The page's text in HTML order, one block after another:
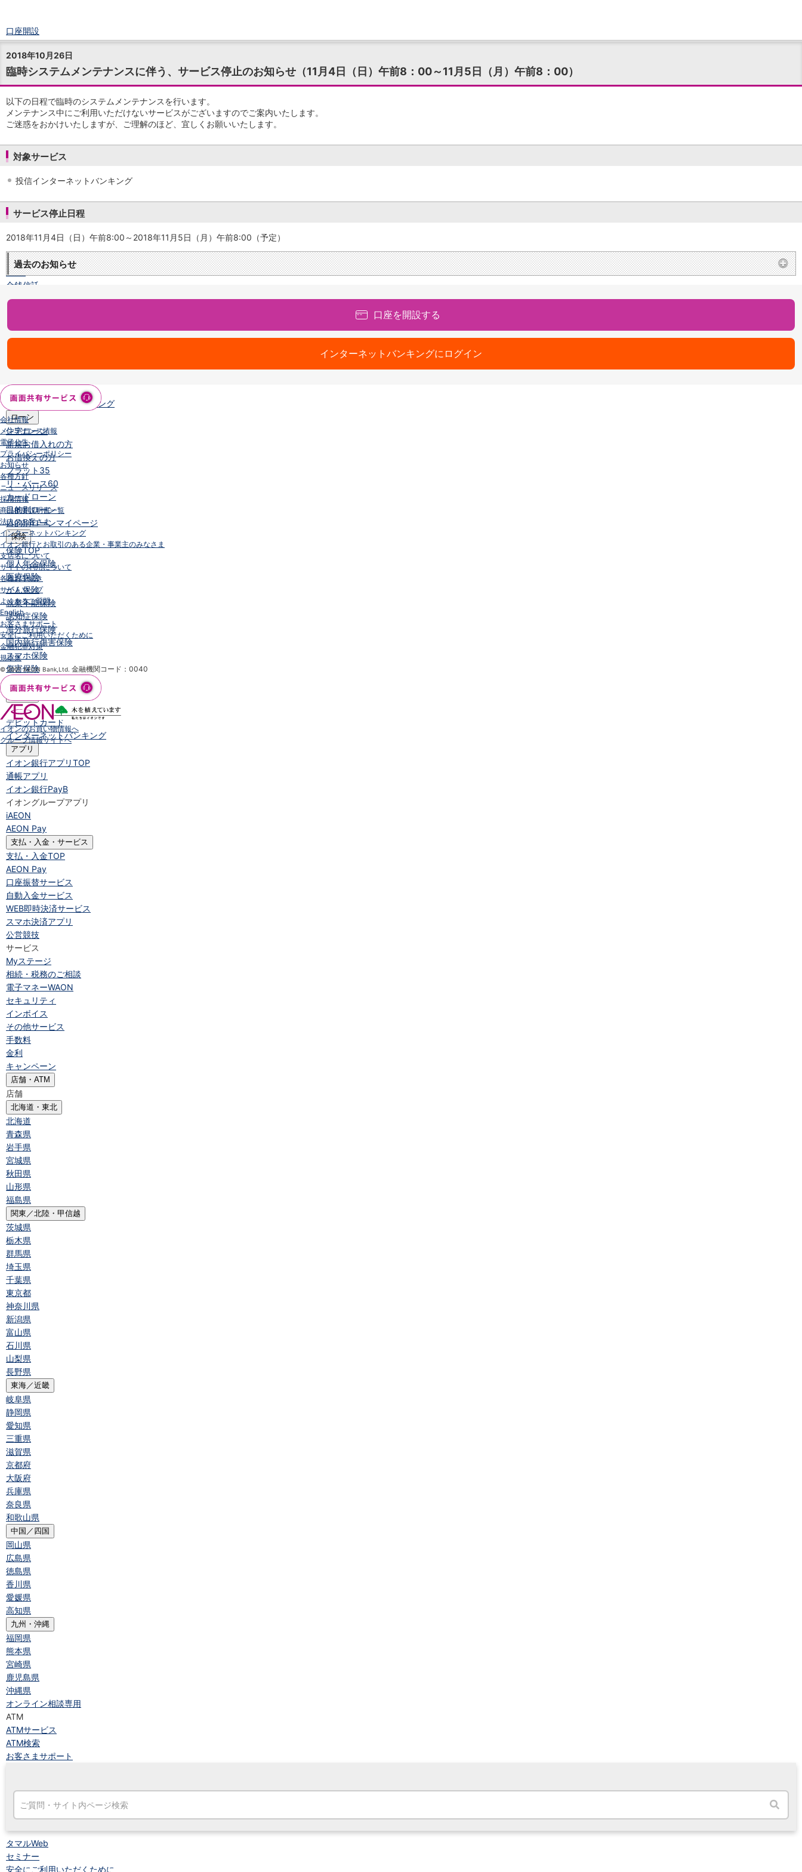
口座開設
ログイン
チャット
メニュー
商品・サービス
預金
円預金TOP
普通預金
積立式定期預金
外貨預金
外貨普通預金
外貨普通預金積立
資産運用
投資信託 TOP
投信つみたて
NISA
金銭信託
金銭信託のしくみ
iDeCo・国民年金基金
iDeCo（個人型確定拠出年金）
ロボアドバイザークラウドファンディング
funds
まいクラウドファンディング
ローン
住宅ローン
新規お借入れの方
お借換えの方
フラット35
リ・バース60
カードローン
目的別ローン
目的別ローンマイページ
保険
保険TOP
個人年金保険
医療保険
がん保険
就業不能保険
認知症保険
海外旅行保険
国内旅行傷害保険
スマホ保険
傷害保険
クレジットカード
デビットカード
インターネットバンキング
アプリ
イオン銀行アプリTOP
通帳アプリ
イオン銀行PayB
イオングループアプリ
iAEON
AEON Pay
支払・入金・サービス
支払・入金TOP
AEON Pay
口座振替サービス
自動入金サービス
WEB即時決済サービス
スマホ決済アプリ
公営競技
サービス
Myステージ
相続・税務のご相談
電子マネーWAON
セキュリティ
インボイス
その他サービス
手数料
金利
キャンペーン
店舗・ATM
店舗
北海道・東北
北海道
青森県
岩手県
宮城県
秋田県
山形県
福島県
関東／北陸・甲信越
茨城県
栃木県
群馬県
埼玉県
千葉県
東京都
神奈川県
新潟県
富山県
石川県
山梨県
長野県
東海／近畿
岐阜県
静岡県
愛知県
三重県
滋賀県
京都府
大阪府
兵庫県
奈良県
和歌山県
中国／四国
岡山県
広島県
徳島県
香川県
愛媛県
高知県
九州・沖縄
福岡県
熊本県
宮崎県
鹿児島県
沖縄県
オンライン相談専用
ATM
ATMサービス
ATM検索
お客さまサポート
タマルWeb
セミナー
安全にご利用いただくために
2018年10月26日
臨時システムメンテナンスに伴う、サービス停止のお知らせ（11月4日（日）午前8：00～11月5日（月）午前8：00）
以下の日程で臨時のシステムメンテナンスを行います。
メンテナンス中にご利用いただけないサービスがございますのでご案内いたします。
ご迷惑をおかけいたしますが、ご理解のほど、宜しくお願いいたします。
対象サービス
投信インターネットバンキング
サービス停止日程
2018年11月4日（日）午前8:00～2018年11月5日（月）午前8:00（予定）
過去のお知らせ
口座を開設する
インターネットバンキングにログイン
会社情報
メンテナンス情報
電子公告
プライバシーポリシー
お知らせ
各種方針
ニュースリリース
採用情報
商品概要説明書一覧
法人のお客さま
インターネットバンキング
イオン銀行とお取引のある企業・事業主のみなさま
支店名について
サイトの利用について
各種お手続き
サイトマップ
よくあるご質問
English
お客さまサポート
安全にご利用いただくために
金融犯罪対策
規定集
© 2007 AEON Bank,Ltd. 金融機関コード：0040
イオンのお買い物情報へ
グループ情報サイトへ